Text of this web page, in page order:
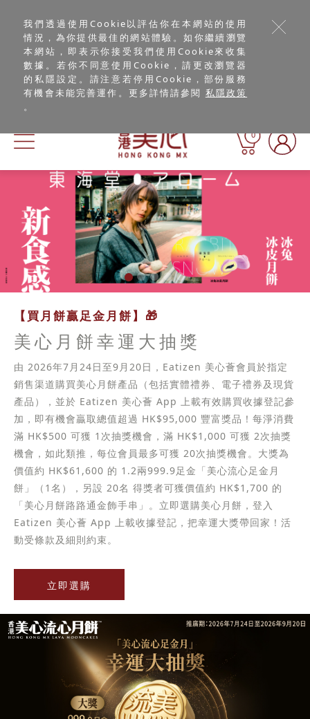
我們透過使用Cookie以評估你在本網站的使用
情況，為你提供最佳的網站體驗。如你繼續瀏覽
本網站，即表示你接受我們使用Cookie來收集
數據。若你不同意使用Cookie，請更改瀏覽器
的私隱設定。請注意若停用Cookie，部份服務
有機會未能完善運作。更多詳情請參閱 私隱政策
。
0
【買月餅贏足金月餅】🎁
美心月餅幸運大抽獎
由 2026年7月24日至9月20日，Eatizen 美心薈會員於指定
銷售渠道購買美心月餅產品（包括實體禮券、電子禮券及現貨
產品），並於 Eatizen 美心薈 App 上載有效購買收據登記參
加，即有機會贏取總值超過 HK$95,000 豐富獎品！每淨消費
滿 HK$500 可獲 1次抽獎機會，滿 HK$1,000 可獲 2次抽獎
機會，如此類推，每位會員最多可獲 20次抽獎機會。大獎為
價值約 HK$61,600 的 1.2兩999.9足金「美心流心足金月
餅」（1名），另設 20名 得獎者可獲價值約 HK$1,700 的
「美心月餅路路通金飾手串」。立即選購美心月餅，登入
Eatizen 美心薈 App 上載收據登記，把幸運大獎帶回家！活
動受條款及細則約束。
立即選購